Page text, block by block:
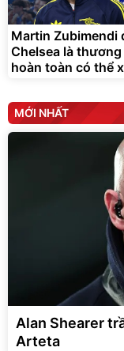
Martin Zubimendi
Chelsea là thương
hoàn toàn có thể
MỚI NHẤT
Alan Shearer
Arteta